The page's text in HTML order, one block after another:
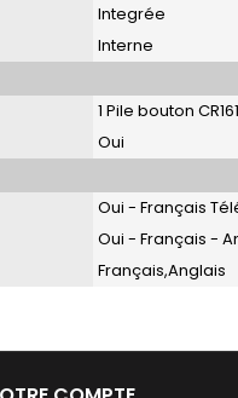
Integrée
Interne
1 Pile bouton
Oui
Oui - Français
Oui - Français -
Français,Anglais